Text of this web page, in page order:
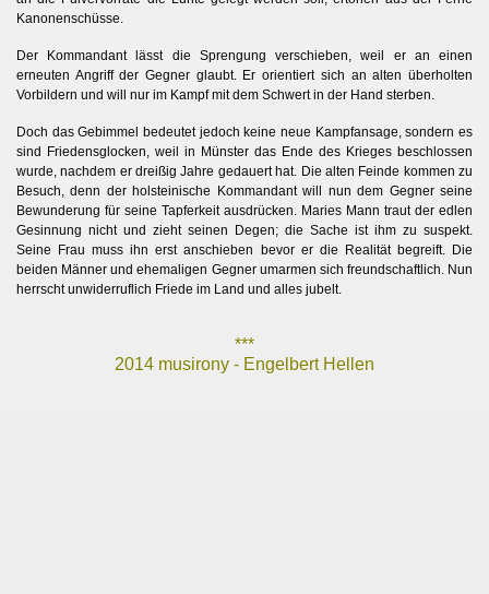
Kanonenschüsse.
Der Kommandant lässt die Sprengung verschieben, weil er an einen
erneuten Angriff der Gegner glaubt. Er orientiert sich an alten überholten
Vorbildern und will nur im Kampf mit dem Schwert in der Hand sterben.
Doch das Gebimmel bedeutet jedoch keine neue Kampfansage, sondern es
sind Friedensglocken, weil in Münster das Ende des Krieges beschlossen
wurde, nachdem er dreißig Jahre gedauert hat. Die alten Feinde kommen zu
Besuch, denn der holsteinische Kommandant will nun dem Gegner seine
Bewunderung für seine Tapferkeit ausdrücken. Maries Mann traut der edlen
Gesinnung nicht und zieht seinen Degen; die Sache ist ihm zu suspekt.
Seine Frau muss ihn erst anschieben bevor er die Realität begreift. Die
beiden Männer und ehemaligen Gegner umarmen sich freundschaftlich. Nun
herrscht unwiderruflich Friede im Land und alles jubelt.
***
2014 musirony - Engelbert Hellen